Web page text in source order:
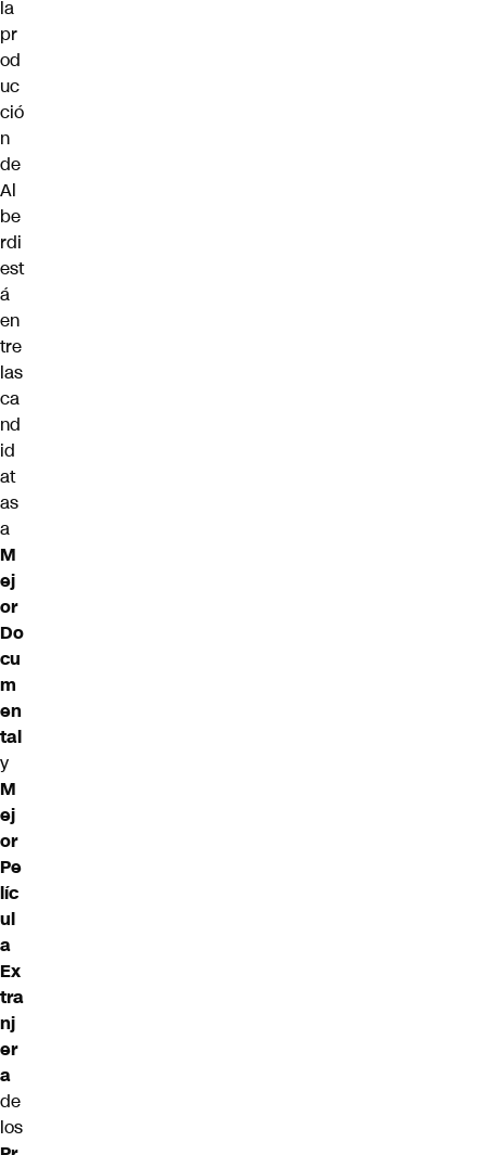
la
pr
od
uc
ció
n
de
Al
be
rdi
est
á
en
tre
las
ca
nd
id
at
as
a
M
ej
or
Do
cu
m
en
tal
y
M
ej
or
Pe
líc
ul
a
Ex
tra
nj
er
a
de
los